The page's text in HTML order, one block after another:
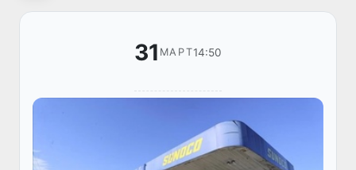
31 МАРТ14:50